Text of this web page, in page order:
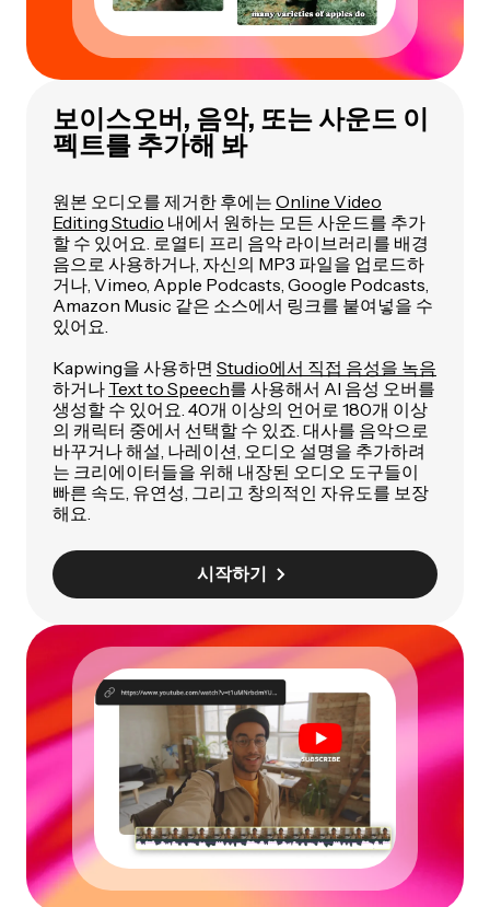
보이스오버, 음악, 또는 사운드 이
펙트를 추가해 봐
원본 오디오를 제거한 후에는 Online Video
Editing Studio 내에서 원하는 모든 사운드를 추가
할 수 있어요. 로열티 프리 음악 라이브러리를 배경
음으로 사용하거나, 자신의 MP3 파일을 업로드하
거나, Vimeo, Apple Podcasts, Google Podcasts,
Amazon Music 같은 소스에서 링크를 붙여넣을 수
있어요.
Kapwing을 사용하면 Studio에서 직접 음성을 녹음
하거나 Text to Speech를 사용해서 AI 음성 오버를
생성할 수 있어요. 40개 이상의 언어로 180개 이상
의 캐릭터 중에서 선택할 수 있죠. 대사를 음악으로
바꾸거나 해설, 나레이션, 오디오 설명을 추가하려
는 크리에이터들을 위해 내장된 오디오 도구들이
빠른 속도, 유연성, 그리고 창의적인 자유도를 보장
해요.
시작하기